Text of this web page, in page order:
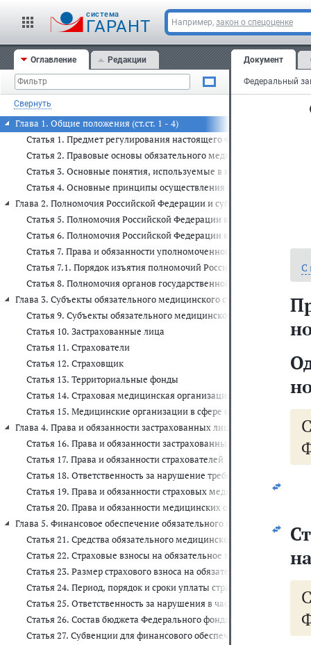
cистема
ГАРАНТ Например, закон о спецоценке
Оглавление Редакции
Свернуть
Глава 1. Общие положения (ст.ст. 1 - 4)
Статья 1. Предмет регулирования настоящего Федерального
Статья 2. Правовые основы обязательного медицинского
Статья 3. Основные понятия, используемые в настоящем
Статья 4. Основные принципы осуществления обязательного
Глава 2. Полномочия Российской Федерации и субъектов
Статья 5. Полномочия Российской Федерации в сфере
Статья 6. Полномочия Российской Федерации в сфере
Статья 7. Права и обязанности уполномоченного федерального
Статья 7.1. Порядок изъятия полномочий Российской Федерации
Статья 8. Полномочия органов государственной власти
Глава 3. Субъекты обязательного медицинского страхования и
Статья 9. Субъекты обязательного медицинского страхования и
Статья 10. Застрахованные лица
Статья 11. Страхователи
Статья 12. Страховщик
Статья 13. Территориальные фонды
Статья 14. Страховая медицинская организация,
Статья 15. Медицинские организации в сфере обязательного
Глава 4. Права и обязанности застрахованных лиц, страхователей,
Статья 16. Права и обязанности застрахованных лиц
Статья 17. Права и обязанности страхователей
Статья 18. Ответственность за нарушение требований
Статья 19. Права и обязанности страховых медицинских
Статья 20. Права и обязанности медицинских организаций
Глава 5. Финансовое обеспечение обязательного медицинского
Статья 21. Средства обязательного медицинского страхования
Статья 22. Страховые взносы на обязательное медицинское
Статья 23. Размер страхового взноса на обязательное
Статья 24. Период, порядок и сроки уплаты страховых взносов
Статья 25. Ответственность за нарушения в части уплаты
Статья 26. Состав бюджета Федерального фонда и бюджетов
Статья 27. Субвенции для финансового обеспечения
Документ
С